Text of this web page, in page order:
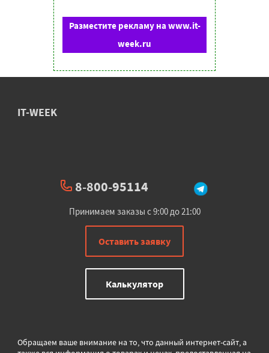
Разместите рекламу на www.it-
week.ru
IT-WEEK
8-800-95114
Принимаем заказы с 9:00 до 21:00
Оставить заявку
Калькулятор
Обращаем ваше внимание на то, что данный интернет-сайт, а